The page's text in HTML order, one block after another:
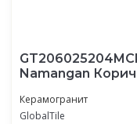
Namangan
Керамогранит
GlobalTile